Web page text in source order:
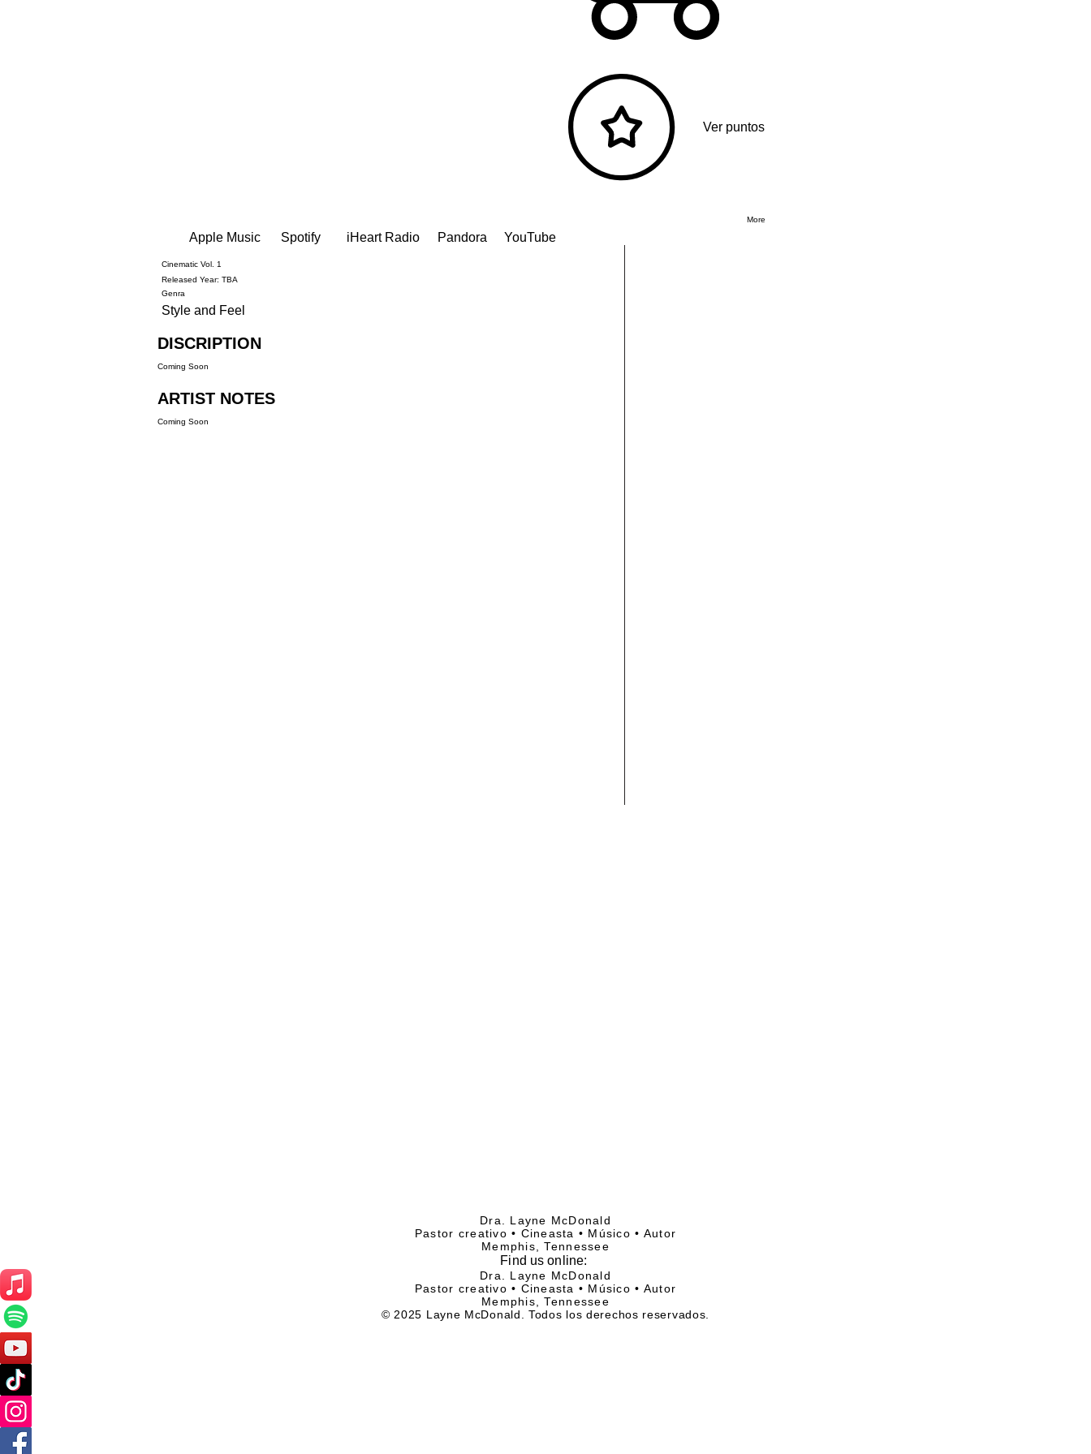
Ver puntos
More
Apple Music Spotify iHeart Radio Pandora YouTube
Cinematic Vol. 1
Released Year: TBA
Genra
Style and Feel
DISCRIPTION
Coming Soon
ARTIST NOTES
Coming Soon
Dra. Layne McDonald
Pastor creativo • Cineasta • Músico • Autor
Memphis, Tennessee
Find us online:
Dra. Layne McDonald
Pastor creativo • Cineasta • Músico • Autor
Memphis, Tennessee
© 2025 Layne McDonald. Todos los derechos reservados.